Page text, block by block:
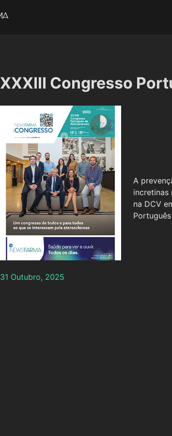
XXXIII Congresso
31 Outubro, 2025
A
incretinas
na DCV